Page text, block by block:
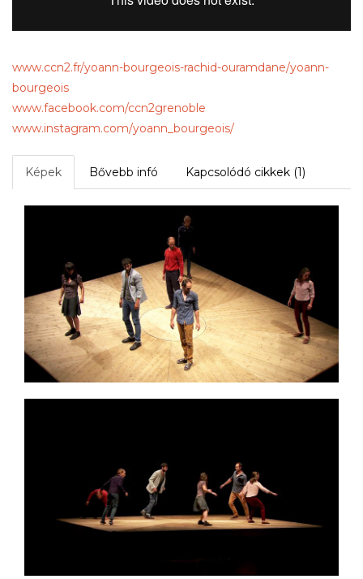
www.ccn2.fr/yoann-bourgeois-rachid-ouramdane/yoann-
bourgeois
www.facebook.com/ccn2grenoble
www.instagram.com/yoann_bourgeois/
Képek Bővebb infó Kapcsolódó cikkek (1)